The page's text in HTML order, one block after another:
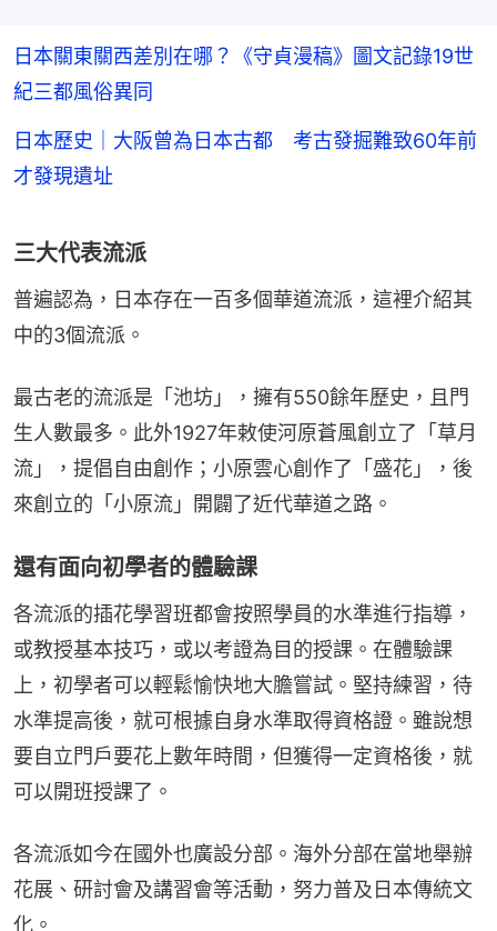
日本關東關西差別在哪？《守貞漫稿》圖文記錄19世
紀三都風俗異同
日本歷史｜大阪曾為日本古都 考古發掘難致60年前
才發現遺址
三大代表流派
普遍認為，日本存在一百多個華道流派，這裡介紹其
中的3個流派。
最古老的流派是「池坊」，擁有550餘年歷史，且門
生人數最多。此外1927年敕使河原蒼風創立了「草月
流」，提倡自由創作；小原雲心創作了「盛花」，後
來創立的「小原流」開闢了近代華道之路。
還有面向初學者的體驗課
各流派的插花學習班都會按照學員的水準進行指導，
或教授基本技巧，或以考證為目的授課。在體驗課
上，初學者可以輕鬆愉快地大膽嘗試。堅持練習，待
水準提高後，就可根據自身水準取得資格證。雖說想
要自立門戶要花上數年時間，但獲得一定資格後，就
可以開班授課了。
各流派如今在國外也廣設分部。海外分部在當地舉辦
花展、研討會及講習會等活動，努力普及日本傳統文
化。